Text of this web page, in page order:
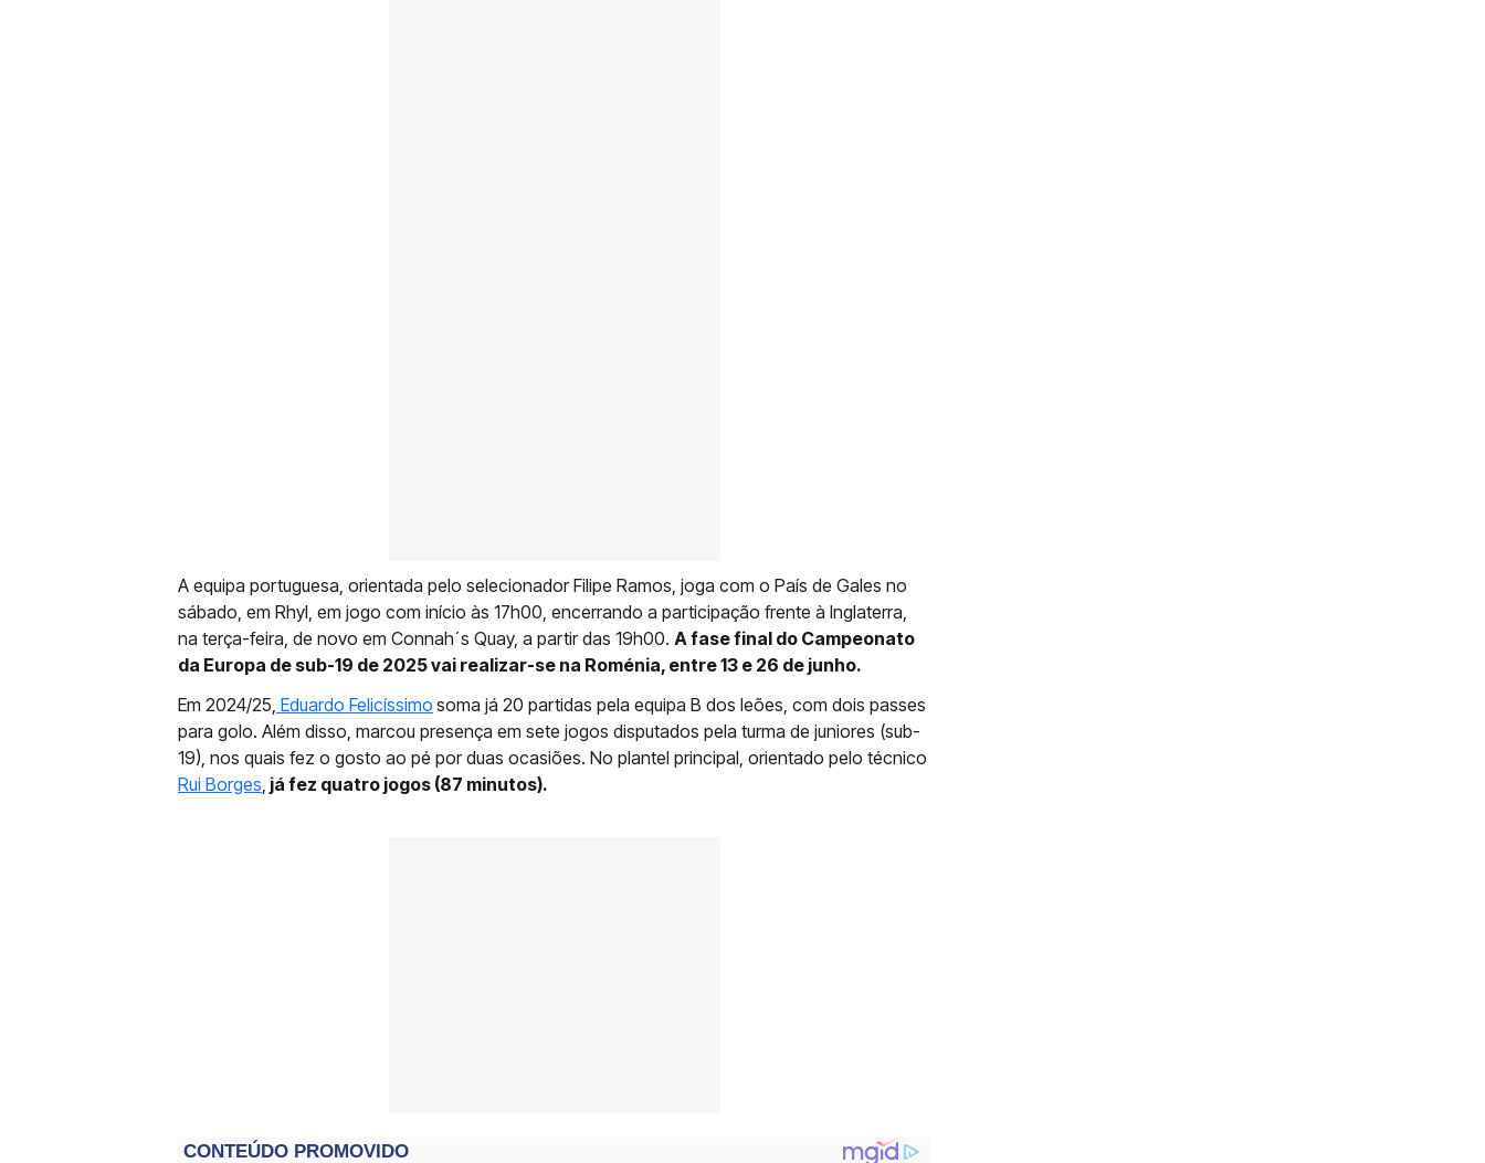
A equipa portuguesa, orientada pelo selecionador Filipe Ramos, joga com o País de Gales no
sábado, em Rhyl, em jogo com início às 17h00, encerrando a participação frente à Inglaterra,
na terça-feira, de novo em Connah´s Quay, a partir das 19h00. A fase final do Campeonato
da Europa de sub-19 de 2025 vai realizar-se na Roménia, entre 13 e 26 de junho.
Em 2024/25, Eduardo Felicíssimo soma já 20 partidas pela equipa B dos leões, com dois passes
para golo. Além disso, marcou presença em sete jogos disputados pela turma de juniores (sub-
19), nos quais fez o gosto ao pé por duas ocasiões. No plantel principal, orientado pelo técnico
Rui Borges já fez quatro jogos (87 minutos).